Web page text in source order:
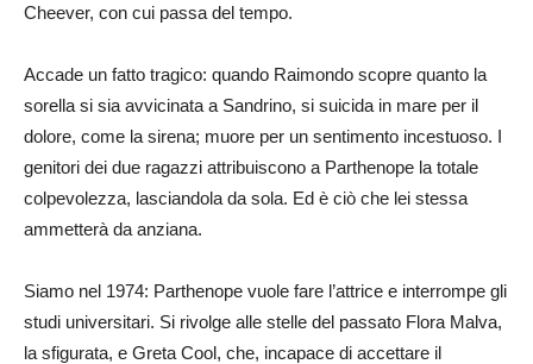
Cheever, con cui passa del tempo.
Accade un fatto tragico: quando Raimondo scopre quanto la
sorella si sia avvicinata a Sandrino, si suicida in mare per il
dolore, come la sirena; muore per un sentimento incestuoso. I
genitori dei due ragazzi attribuiscono a Parthenope la totale
colpevolezza, lasciandola da sola. Ed è ciò che lei stessa
ammetterà da anziana.
Siamo nel 1974: Parthenope vuole fare l’attrice e interrompe gli
studi universitari. Si rivolge alle stelle del passato Flora Malva,
la sfigurata, e Greta Cool, che, incapace di accettare il